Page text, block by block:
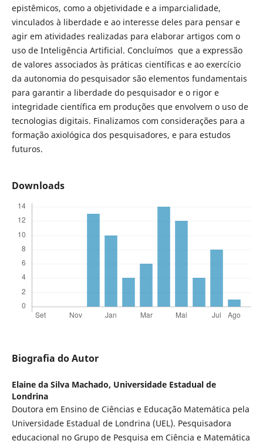
epistêmicos, como a objetividade e a imparcialidade,
vinculados à liberdade e ao interesse deles para pensar e
agir em atividades realizadas para elaborar artigos com o
uso de Inteligência Artificial. Concluímos que a expressão
de valores associados às práticas científicas e ao exercício
da autonomia do pesquisador são elementos fundamentais
para garantir a liberdade do pesquisador e o rigor e
integridade científica em produções que envolvem o uso de
tecnologias digitais. Finalizamos com considerações para a
formação axiológica dos pesquisadores, e para estudos
futuros.
Downloads
Biografia do Autor
Elaine da Silva Machado, Universidade Estadual de
Londrina
Doutora em Ensino de Ciências e Educação Matemática pela
Universidade Estadual de Londrina (UEL). Pesquisadora
educacional no Grupo de Pesquisa em Ciência e Matemática